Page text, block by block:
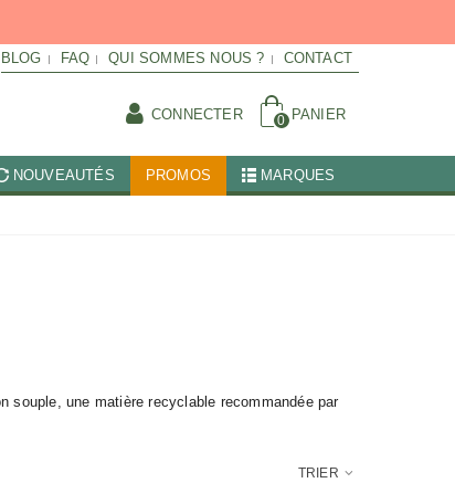
BLOG FAQ QUI SOMMES NOUS ? CONTACT
CONNECTER 0 PANIER
NOUVEAUTÉS PROMOS MARQUES
souple, une matière recyclable recommandée par
TRIER